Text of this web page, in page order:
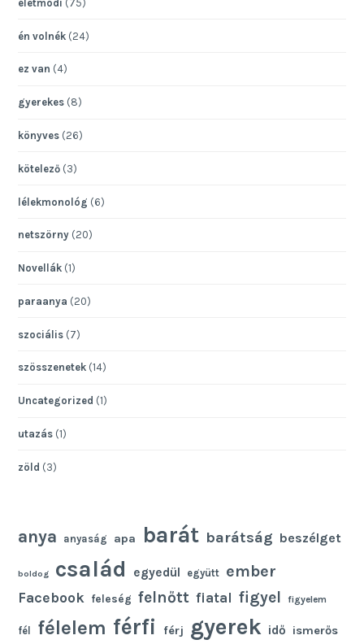
életmódi (75)
én volnék (24)
ez van (4)
gyerekes (8)
könyves (26)
kötelező (3)
lélekmonológ (6)
netszörny (20)
Novellák (1)
paraanya (20)
szociális (7)
szösszenetek (14)
Uncategorized (1)
utazás (1)
zöld (3)
anya anyaság apa barát barátság beszélget
boldog család egyedül együtt ember
Facebook feleség felnőtt fiatal figyel figyelem
fél félelem férfi férj gyerek idő ismerős